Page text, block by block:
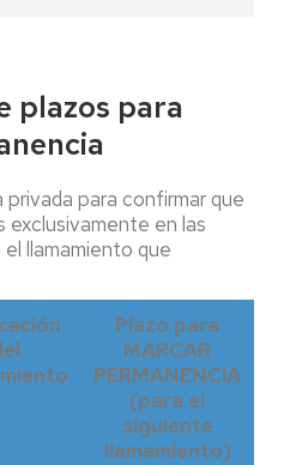
plazos para
para confirmar que
exclusivamente en las
llamamiento que
Plazo para
MARCAR
PERMANENCIA
(para el
siguiente
llamamiento)